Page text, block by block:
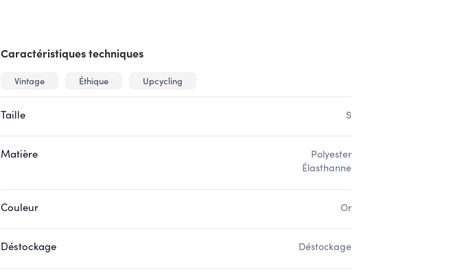
Caractéristiques techniques
Vintage Éthique Upcycling
Taille S
Matière
Polyester
Élasthanne
Couleur Or
Déstockage Déstockage